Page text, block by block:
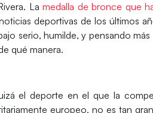
Lamedalla de bronce que
deportivas de los últimos
serio, humilde, y pensando
qué manera.
el deporte en el que la
europeo, no es tan